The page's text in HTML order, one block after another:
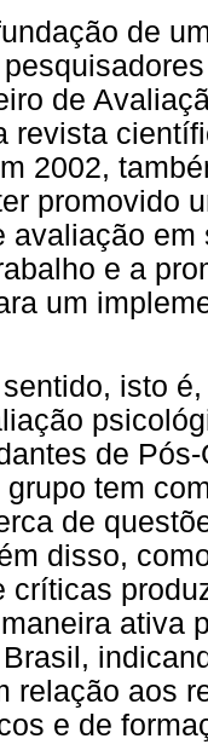
de
de
revista
2002,
promovido
avaliação
e a
um
isto
de
grupo tem
de
disso,
críticas
ativa
relação aos
e de